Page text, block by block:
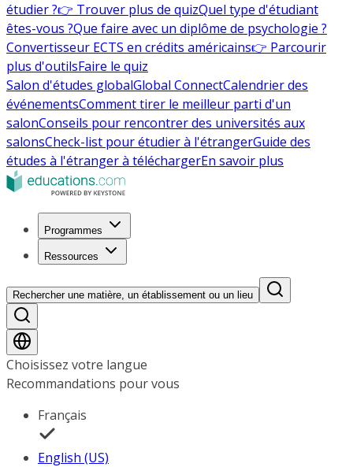
étudier ?👉 Trouver plus de quizQuel type d'étudiant
êtes-vous ?Que faire avec un diplôme de psychologie ?
Convertisseur ECTS en crédits américains👉 Parcourir
plus d'outilsFaire le quiz
Salon d'études globalGlobal ConnectCalendrier des
événementsComment tirer le meilleur parti d'un
salonConseils pour rencontrer des universités aux
salonsCheck-list pour étudier à l'étrangerGuide des
études à l'étranger à téléchargerEn savoir plus
Programmes
Ressources
Rechercher une matière, un établissement ou un lieu
Choisissez votre langue
Recommandations pour vous
Français
English (US)